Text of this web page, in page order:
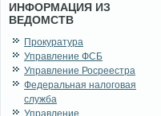
ИНФОРМАЦИЯ ИЗ
ВЕДОМСТВ
Прокуратура
Управление ФСБ
Управление Росреестра
Федеральная налоговая
служба
Управление